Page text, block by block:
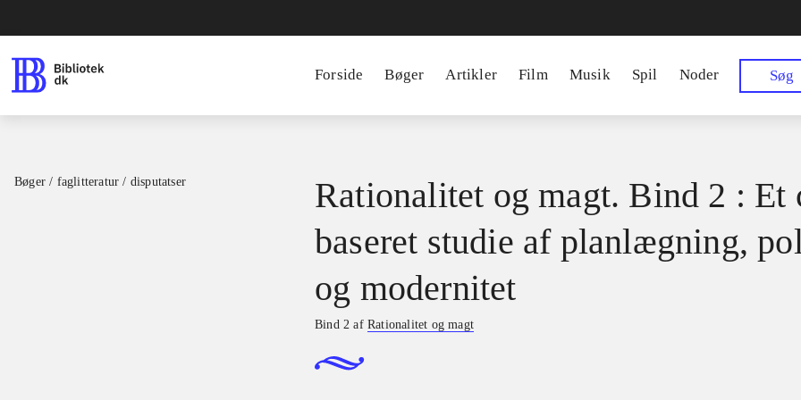
Forside Bøger Artikler Film Musik Spil Noder Søg
Bøger / faglitteratur / disputatser
Rationalitet og magt. Bind 2 : Et
baseret studie af planlægning,
og modernitet
Bind 2 afRationalitet og magt